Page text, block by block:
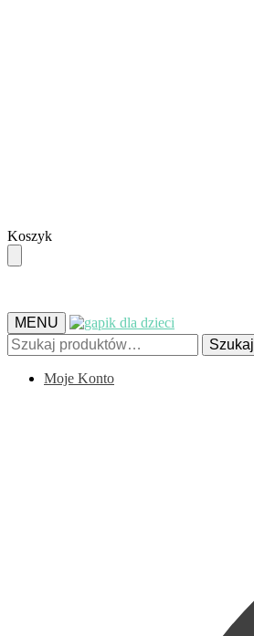
Skip
to
navigation
Skip
to
content
Koszyk
MENU
Szukaj:
Szukaj
Moje Konto